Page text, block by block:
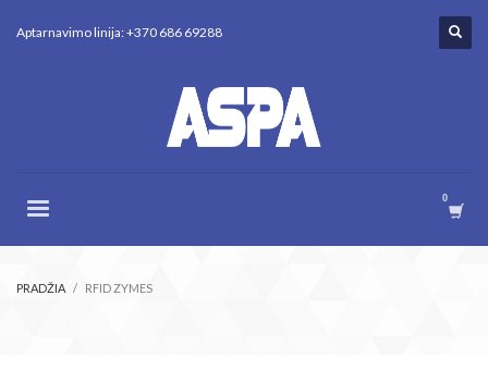
Aptarnavimo linija: +370 686 69288
PRADŽIA RFID ZYMES